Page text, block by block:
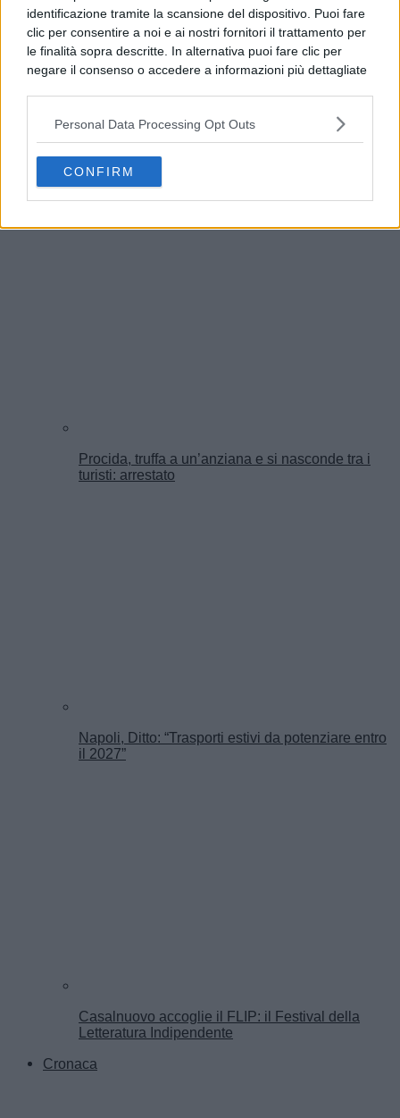
identificazione tramite la scansione del dispositivo. Puoi fare
clic per consentire a noi e ai nostri fornitori il trattamento per
le finalità sopra descritte. In alternativa puoi fare clic per
negare il consenso o accedere a informazioni più dettagliate
possono non richiedere il tuo consenso, ma hai il diritto di
opporti a tale trattamento. Le tue preferenze si
preferenze in qualsiasi momento ritornando su questo sito o
consultando la nostrainformativa sulla riservatezza.
Personal Data Processing Opt Outs
CONFIRM
Qualiano, rifiuti e materiale edile in periferia:
Procida, truffa a un’anziana e si nasconde tra i
turisti: arrestato
Napoli, Ditto: “Trasporti estivi da potenziare entro
il 2027”
Casalnuovo accoglie il FLIP: il Festival della
Letteratura Indipendente
Cronaca